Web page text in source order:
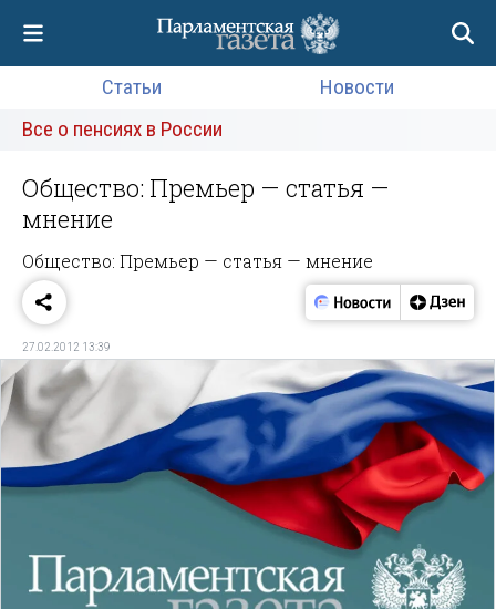
Статьи
Новости
Все о пенсиях в России
Общество: Премьер — статья —
мнение
Общество: Премьер — статья — мнение
27.02.2012 13:39